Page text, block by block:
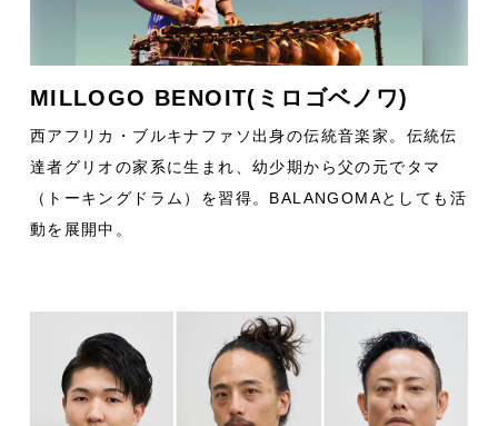
MILLOGO BENOIT(ミロゴベノワ)
西アフリカ・ブルキナファソ出身の伝統音楽家。伝統伝
達者グリオの家系に生まれ、幼少期から父の元でタマ
（トーキングドラム）を習得。BALANGOMAとしても活
動を展開中。